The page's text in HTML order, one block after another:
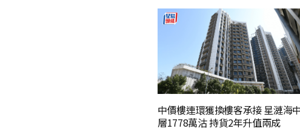
中價樓連環獲換樓客承接 星漣海
層1778萬沽 持貨2年升值兩成